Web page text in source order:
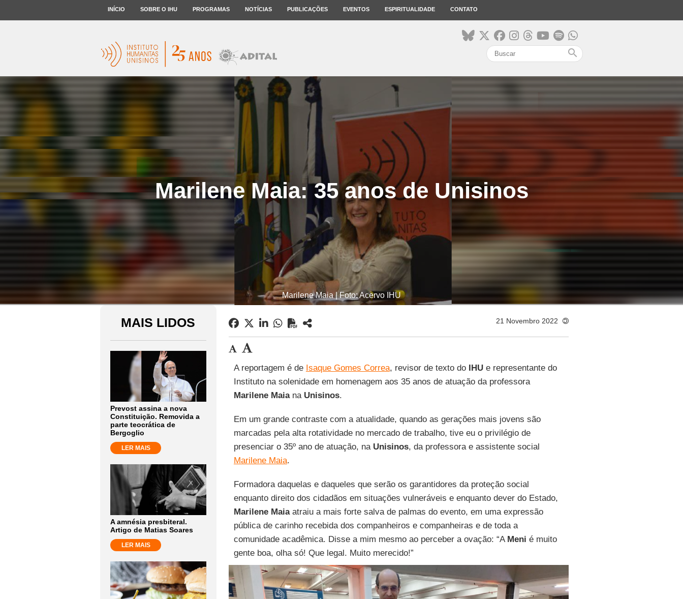
INÍCIO SOBRE O IHU PROGRAMAS NOTÍCIAS PUBLICAÇÕES EVENTOS ESPIRITUALIDADE CONTATO
search
Marilene Maia: 35 anos de Unisinos
Marilene Maia | Foto: Acervo IHU
MAIS LIDOS
Prevost assina a nova
Constituição. Removida a
parte teocrática de
Bergoglio
LER MAIS
A amnésia presbiteral.
Artigo de Matias Soares
LER MAIS
21 Novembro 2022
A reportagem é de Isaque Gomes Correa, revisor de texto do IHUe representante do
Instituto na solenidade em homenagem aos 35 anos de atuação da professora
Marilene Maiana Unisinos.
Em um grande contraste com a atualidade, quando as gerações mais jovens são
marcadas pela alta rotatividade no mercado de trabalho, tive eu o privilégio de
presenciar o 35º ano de atuação, na Unisinos, da professora e assistente social
Marilene Maia.
Formadora daquelas e daqueles que serão os garantidores da proteção social
enquanto direito dos cidadãos em situações vulneráveis e enquanto dever do Estado,
Marilene Maiaatraiu a mais forte salva de palmas do evento, em uma expressão
pública de carinho recebida dos companheiros e companheiras e de toda a
comunidade acadêmica. Disse a mim mesmo ao perceber a ovação: “A Meni é muito
gente boa, olha só! Que legal. Muito merecido!”